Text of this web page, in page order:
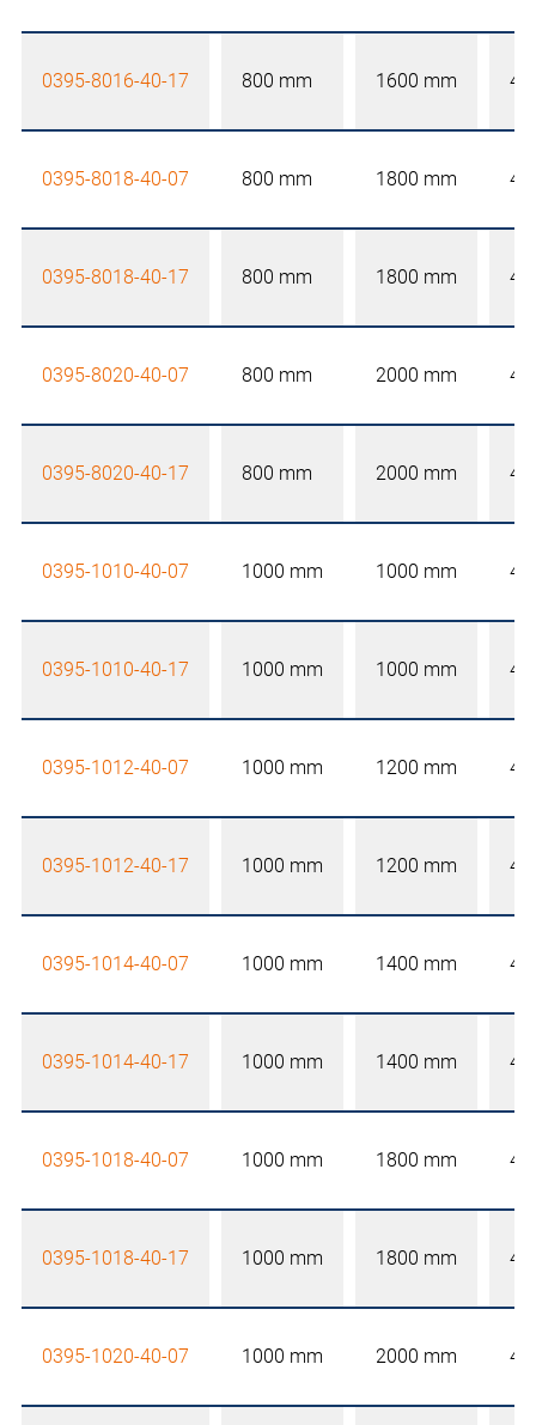
0395-8016-40-17 800 mm 1600 mm
0395-8018-40-07 800 mm 1800 mm
0395-8018-40-17 800 mm 1800 mm
0395-8020-40-07 800 mm 2000 mm
0395-8020-40-17 800 mm 2000 mm
0395-1010-40-07 1000 mm 1000 mm
0395-1010-40-17 1000 mm 1000 mm
0395-1012-40-07 1000 mm 1200 mm
0395-1012-40-17 1000 mm 1200 mm
0395-1014-40-07 1000 mm 1400 mm
0395-1014-40-17 1000 mm 1400 mm
0395-1018-40-07 1000 mm 1800 mm
0395-1018-40-17 1000 mm 1800 mm
0395-1020-40-07 1000 mm 2000 mm